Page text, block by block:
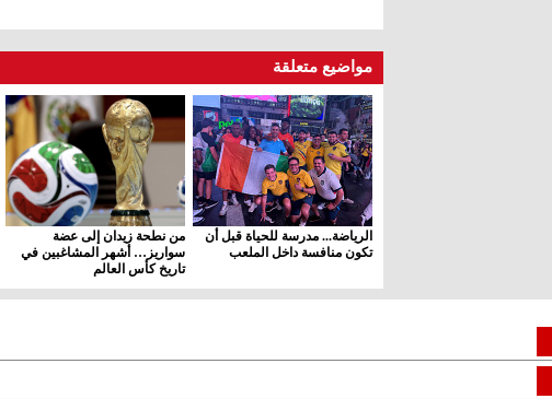
مواضيع متعلقة
الرياضة... مدرسة للحياة قبل أن
تكون منافسة داخل الملعب
من نطحة زيدان إلى عضة
سواريز… أشهر المشاغبين في
تاريخ كأس العالم